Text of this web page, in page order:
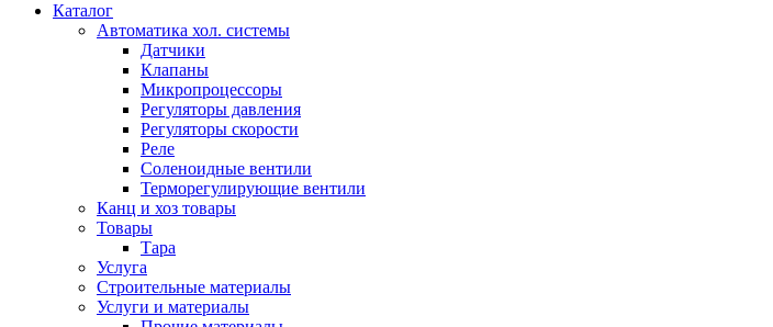
Каталог
Автоматика хол. системы
Датчики
Клапаны
Микропроцессоры
Регуляторы давления
Регуляторы скорости
Реле
Соленоидные вентили
Терморегулирующие вентили
Канц и хоз товары
Товары
Тара
Услуга
Строительные материалы
Услуги и материалы